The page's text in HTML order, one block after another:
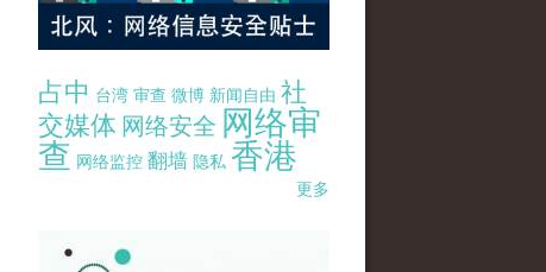
占中 台湾 审查 微博 新闻自由 社
交媒体 网络安全 网络审
查 网络监控 翻墙 隐私 香港
更多
pao-pao-banner-mirror-site-120814.jpg